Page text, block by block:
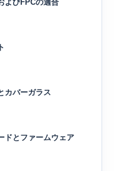
よびFPCの適合
カバーガラス
ドとファームウェア